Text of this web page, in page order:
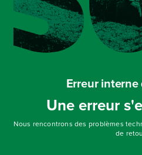
Erreur
Une erreur
Nous rencontrons des problèmes
de